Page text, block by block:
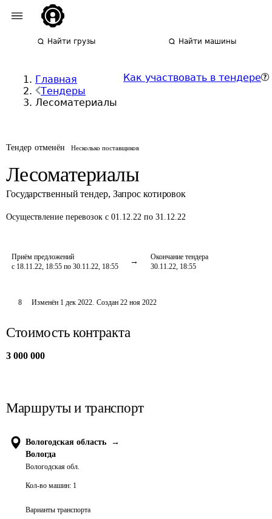
Найти грузы Найти машины
Главная
Тендеры
Лесоматериалы
Как участвовать в тендере
Тендер отменён Несколько поставщиков
Лесоматериалы
Государственный тендер, Запрос котировок
Осуществление перевозок с 01.12.22 по 31.12.22
Приём предложений
с 18.11.22, 18:55 по 30.11.22, 18:55
Окончание тендера
30.11.22, 18:55
8 Изменён 1 дек 2022. Создан 22 ноя 2022
Стоимость контракта
3 000 000
Маршруты и транспорт
Вологодская область
→
Вологда
Вологодская обл.
Кол-во машин: 1
Варианты транспорта